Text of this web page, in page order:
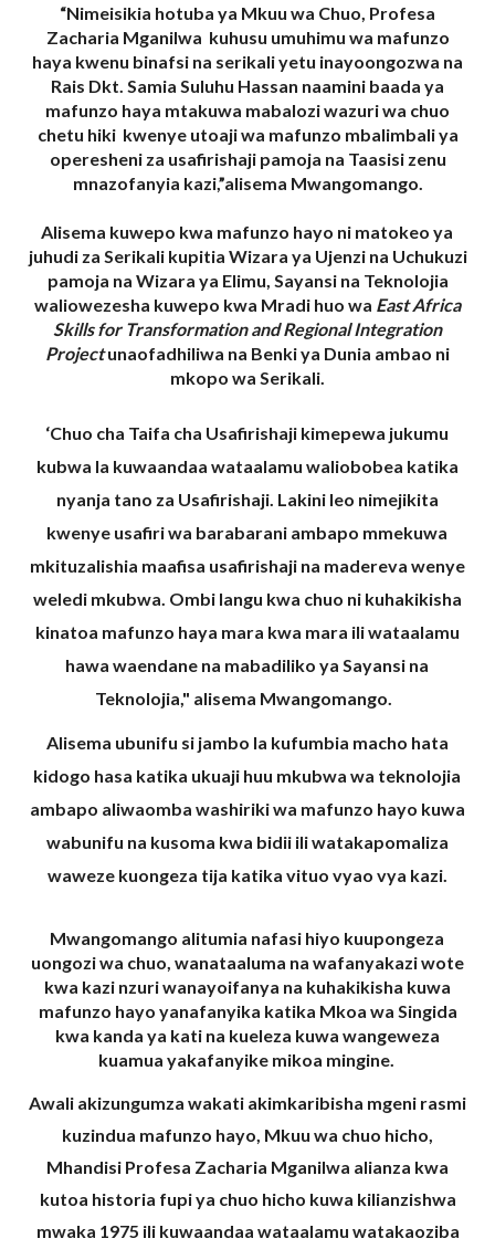
“Nimeisikia hotuba ya Mkuu wa Chuo, Profesa
Zacharia Mganilwa kuhusu umuhimu wa mafunzo
haya kwenu binafsi na serikali yetu inayoongozwa na
Rais Dkt. Samia Suluhu Hassan naamini baada ya
mafunzo haya mtakuwa mabalozi wazuri wa chuo
chetu hiki kwenye utoaji wa mafunzo mbalimbali ya
operesheni za usafirishaji pamoja na Taasisi zenu
mnazofanyia kazi,”alisema Mwangomango.
Alisema kuwepo kwa mafunzo hayo ni matokeo ya
juhudi za Serikali kupitia Wizara ya Ujenzi na Uchukuzi
pamoja na Wizara ya Elimu, Sayansi na Teknolojia
waliowezesha kuwepo kwa Mradi huo wa East Africa
Skills for Transformation and Regional Integration
Projectunaofadhiliwa na Benki ya Dunia ambao ni
mkopo wa Serikali.
‘Chuo cha Taifa cha Usafirishaji kimepewa jukumu
kubwa la kuwaandaa wataalamu waliobobea katika
nyanja tano za Usafirishaji. Lakini leo nimejikita
kwenye usafiri wa barabarani ambapo mmekuwa
mkituzalishia maafisa usafirishaji na madereva wenye
weledi mkubwa. Ombi langu kwa chuo ni kuhakikisha
kinatoa mafunzo haya mara kwa mara ili wataalamu
hawa waendane na mabadiliko ya Sayansi na
Teknolojia," alisema Mwangomango.
Alisema ubunifu si jambo la kufumbia macho hata
kidogo hasa katika ukuaji huu mkubwa wa teknolojia
ambapo aliwaomba washiriki wa mafunzo hayo kuwa
wabunifu na kusoma kwa bidii ili watakapomaliza
waweze kuongeza tija katika vituo vyao vya kazi.
Mwangomango alitumia nafasi hiyo kuupongeza
uongozi wa chuo, wanataaluma na wafanyakazi wote
kwa kazi nzuri wanayoifanya na kuhakikisha kuwa
mafunzo hayo yanafanyika katika Mkoa wa Singida
kwa kanda ya kati na kueleza kuwa wangeweza
kuamua yakafanyike mikoa mingine.
Awali akizungumza wakati akimkaribisha mgeni rasmi
kuzindua mafunzo hayo, Mkuu wa chuo hicho,
Mhandisi Profesa Zacharia Mganilwa alianza kwa
kutoa historia fupi ya chuo hicho kuwa kilianzishwa
mwaka 1975 ili kuwaandaa wataalamu watakaoziba